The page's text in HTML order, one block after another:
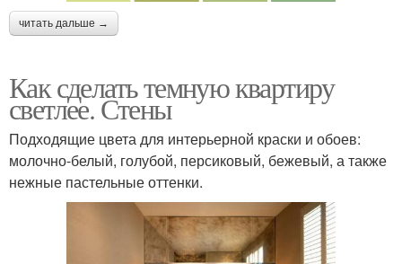
читать дальше →
Как сделать темную квартиру
светлее. Стены
Подходящие цвета для интерьерной краски и обоев:
молочно-белый, голубой, персиковый, бежевый, а также
нежные пастельные оттенки.